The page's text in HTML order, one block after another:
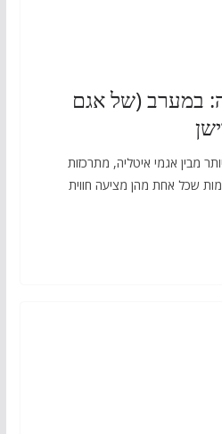
במערב (של אגם
מבין אגמי איטליה, מתרכזות
שכל אחת מהן מציעה חווית